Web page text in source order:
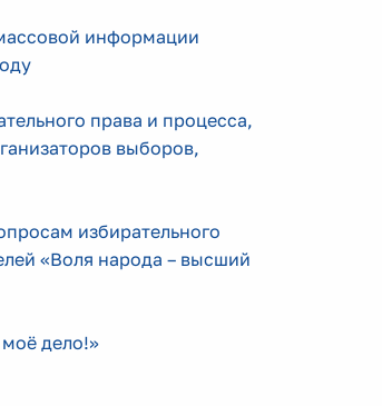
информации
права и процесса,
выборов,
избирательного
«Воля народа – высший
дело!»